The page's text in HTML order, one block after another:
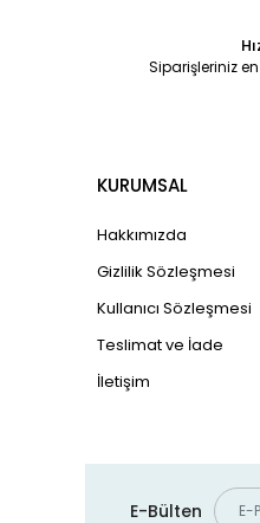
Siparişleriniz
KURUMSAL
Hakkımızda
Gizlilik Sözleşmesi
Kullanıcı Sözleşmesi
Teslimat ve İade
İletişim
E-Bülten